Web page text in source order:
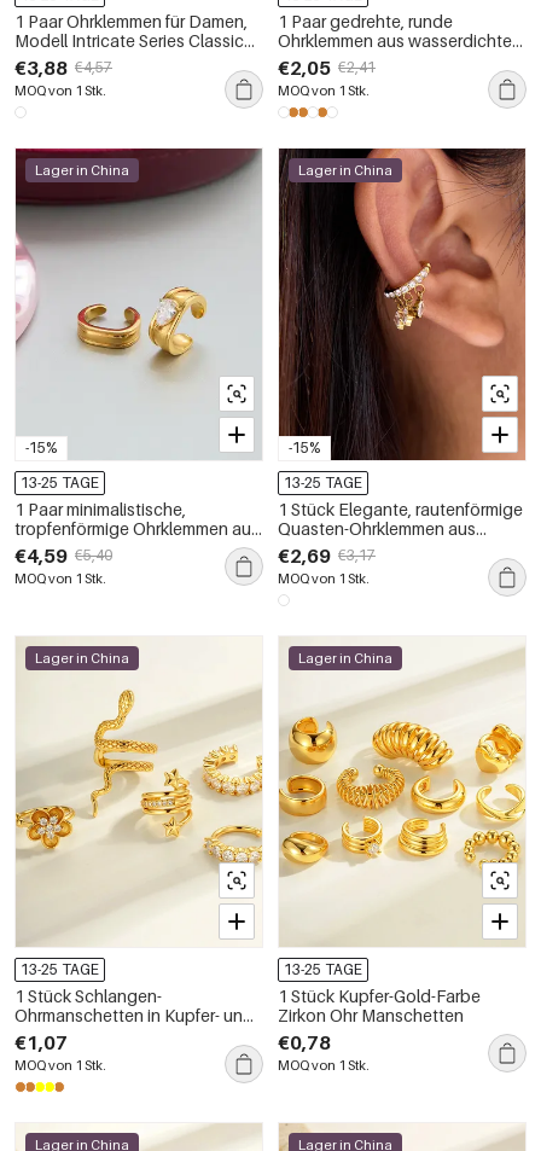
1 Paar Ohrklemmen für Damen,
Modell Intricate Series Classic
Curve, wasserdicht, goldfarben,
aus Edelstahl
€3,88 €4,57
MOQ von 1 Stk.
1 Paar gedrehte, runde
Ohrklemmen aus wasserdichtem
Edelstahl in Goldfarbe mit
Zirkonia für Damen
€2,05 €2,41
MOQ von 1 Stk.
-15%
Lager in China
13-25 TAGE
1 Paar minimalistische,
tropfenförmige Ohrklemmen aus
Edelstahl, wasserdicht,
goldfarben, für Damen
€4,59 €5,40
MOQ von 1 Stk.
-15%
Lager in China
13-25 TAGE
1 Stück Elegante, rautenförmige
Quasten-Ohrklemmen aus
wasserdichtem Edelstahl mit
Zirkonia für Damen
€2,69 €3,17
MOQ von 1 Stk.
Lager in China
13-25 TAGE
1 Stück Schlangen-
Ohrmanschetten in Kupfer- und
Goldfarbe mit Zirkonia
€1,07
MOQ von 1 Stk.
Lager in China
13-25 TAGE
1 Stück Kupfer-Gold-Farbe
Zirkon Ohr Manschetten
€0,78
MOQ von 1 Stk.
Lager in China Lager in China